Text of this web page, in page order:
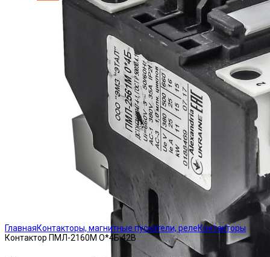
ГлавнаяКонтакторы, магнитные пускатели, релеКонтакторы
Контактор ПМЛ-2160М О*4Б 42В